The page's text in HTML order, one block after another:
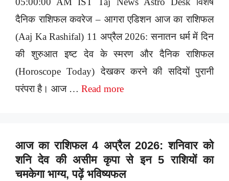
दैनिक राशिफल कवरेज – आगरा एडिशन आज का राशिफल
(Aaj Ka Rashifal) 11 अप्रैल 2026: सनातन धर्म में दिन
की शुरुआत इष्ट देव के स्मरण और दैनिक राशिफल
(Horoscope Today) देखकर करने की सदियों पुरानी
परंपरा है। आज … Read more
आज का राशिफल 4 अप्रैल 2026: शनिवार को
शनि देव की असीम कृपा से इन 5 राशियों का
चमकेगा भाग्य, पढ़ें भविष्यफल